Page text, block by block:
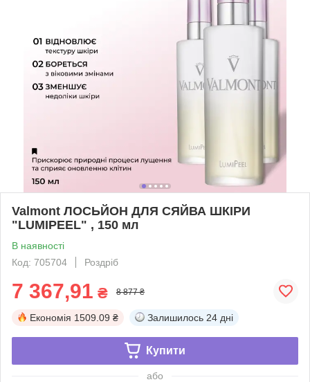
Valmont ЛОСЬЙОН ДЛЯ СЯЙВА ШКІРИ
"LUMIPEEL" , 150 мл
В наявності
Код: 705704
Роздріб
7 367,91 ₴ 8 877 ₴
Економія 1509.09 ₴ Залишилось 24 дні
Купити
або